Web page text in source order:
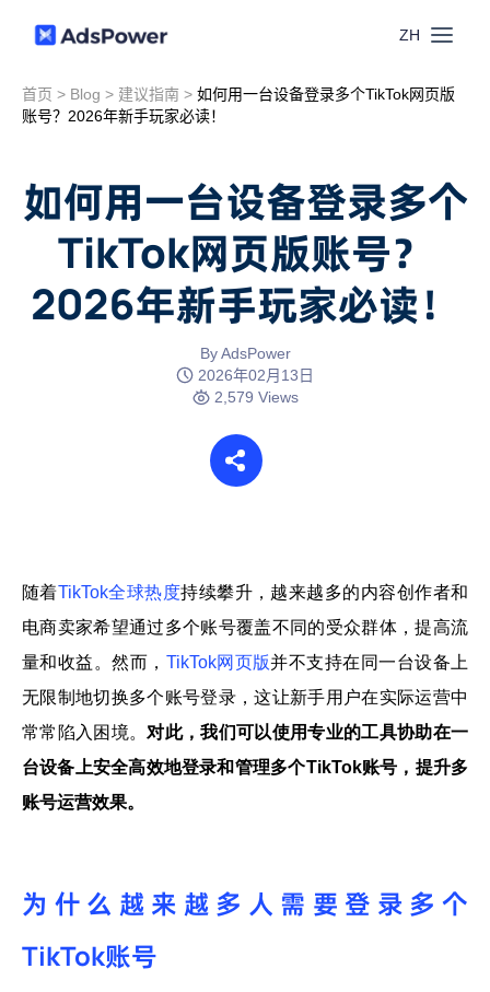
ZH
功能
窗口同步
账号安全
联盟营销
跨境电商
流量套利
票务管理
资源
博客中心
免费工具
RPA模板
价格
首页 > Blog > 建议指南 > 如何用一台设备登录多个TikTok网页版
账号？2026年新手玩家必读！
如何用一台设备登录多个
TikTok网页版账号？
2026年新手玩家必读！
By AdsPower
2026年02月13日
2,579 Views
随着TikTok全球热度持续攀升，越来越多的内容创作者和
电商卖家希望通过多个账号覆盖不同的受众群体，提高流
量和收益。然而， TikTok网页版并不支持在同一台设备上
无限制地切换多个账号登录，这让新手用户在实际运营中
常常陷入困境。 对此，我们可以使用专业的工具协助在一
台设备上安全高效地登录和管理多个TikTok账号，提升多
账号运营效果。
为什么越来越多人需要登录多个
TikTok账号